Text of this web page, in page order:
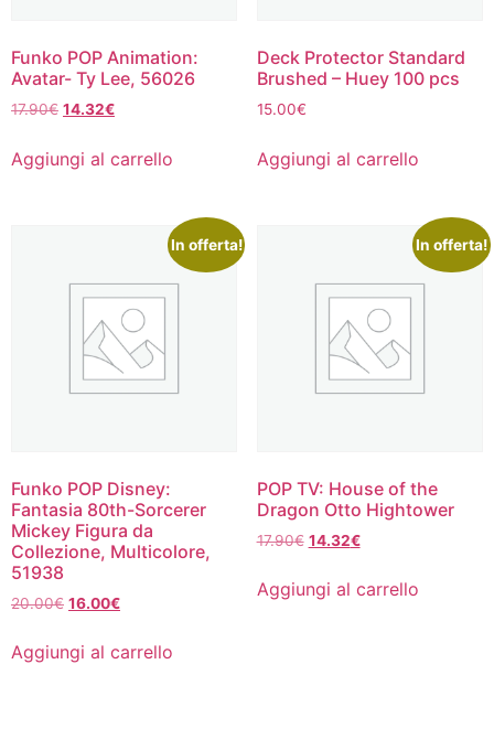
Funko POP Animation:
Avatar- Ty Lee, 56026
17.90€ Il
originale
era:
14.32€Il
attuale
Aggiungi al carrello
Deck Protector Standard
Brushed – Huey 100 pcs
15.00€
Aggiungi al carrello
In offerta!
Funko POP Disney:
Fantasia 80th-Sorcerer
Mickey Figura da
Collezione, Multicolore,
51938
20.00€ Il
originale
era:
16.00€Il
attuale
Aggiungi al carrello
In offerta!
POP TV: House of the
Dragon Otto Hightower
17.90€ Il
originale
era:
14.32€Il
attuale
Aggiungi al carrello